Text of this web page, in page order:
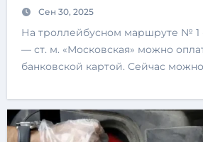
Сен 30, 2025
На троллейбусном маршруте № 1 «Зелёный Луг-6
— ст. м. «Московская» можно
банковской картой. Сейчас